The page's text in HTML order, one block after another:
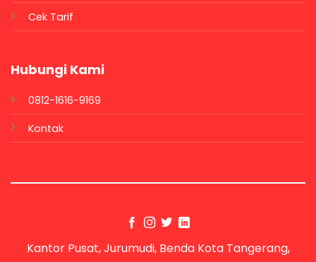
Cek Tarif
Hubungi Kami
0812-1616-9169
Kontak
Kantor Pusat, Jurumudi, Benda Kota Tangerang,